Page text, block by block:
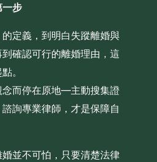
一步
定義，到明白失蹤離婚與
確認可行的離婚理由，這
。
念而停在原地—主動搜集證
詢專業律師，才是保障自
並不可怕，只要清楚法律